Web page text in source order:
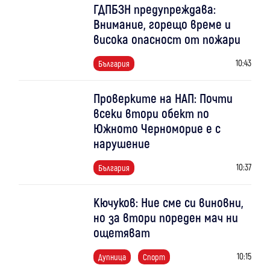
ГДПБЗН предупреждава:
Внимание, горещо време и
висока опасност от пожари
България 10:43
Проверките на НАП: Почти
всеки втори обект по
Южното Черноморие е с
нарушение
България 10:37
Кючуков: Ние сме си виновни,
но за втори пореден мач ни
ощетяват
Дупница Спорт 10:15